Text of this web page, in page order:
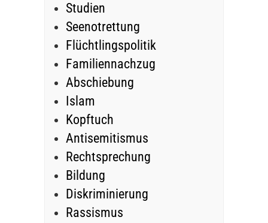
Studien
Seenotrettung
Flüchtlingspolitik
Familiennachzug
Abschiebung
Islam
Kopftuch
Antisemitismus
Rechtsprechung
Bildung
Diskriminierung
Rassismus